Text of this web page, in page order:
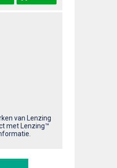
van Lenzing
met Lenzing™